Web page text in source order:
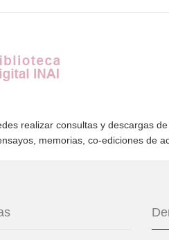
realizar consultas y descargas
memorias, co-ediciones de